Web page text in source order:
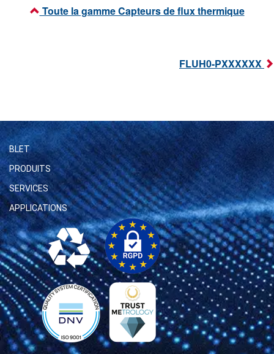
Toute la gamme Capteurs de flux thermique
FLUH0-PXXXXXX
BLET
PRODUITS
SERVICES
APPLICATIONS